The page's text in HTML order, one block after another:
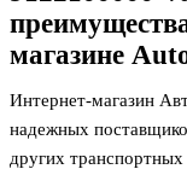
магазине
Интернет-магазин
надежных
других